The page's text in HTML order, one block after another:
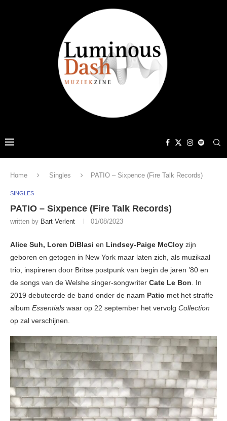
Home Singles PATIO – Sixpence (Fire Talk Records)
SINGLES
PATIO – Sixpence (Fire Talk Records)
written by Bart Verlent 01/08/2023
Alice Suh, Loren DiBlasi en Lindsey-Paige McCloy zijn
geboren en getogen in New York maar laten zich, als muzikaal
trio, inspireren door Britse postpunk van begin de jaren ’80 en
de songs van de Welshe singer-songwriter Cate Le Bon. In
2019 debuteerde de band onder de naam Patio met het straffe
album Essentials waar op 22 september het vervolg Collection
op zal verschijnen.